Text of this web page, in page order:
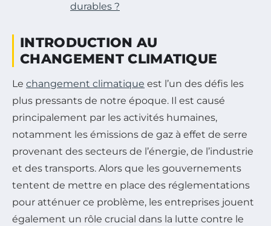
durables ?
INTRODUCTION AU
CHANGEMENT CLIMATIQUE
Le changement climatique est l’un des défis les
plus pressants de notre époque. Il est causé
principalement par les activités humaines,
notamment les émissions de gaz à effet de serre
provenant des secteurs de l’énergie, de l’industrie
et des transports. Alors que les gouvernements
tentent de mettre en place des réglementations
pour atténuer ce problème, les entreprises jouent
également un rôle crucial dans la lutte contre le